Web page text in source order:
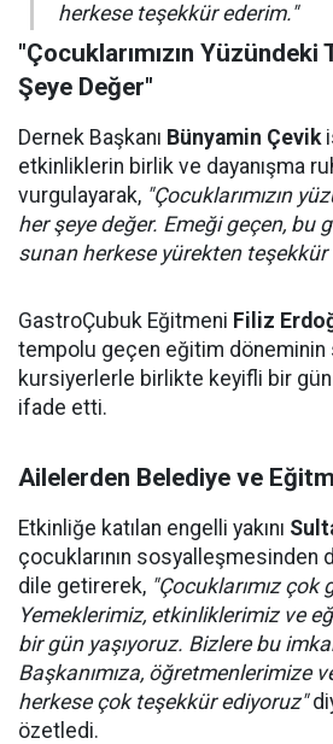
herkese teşekkür ederim."
"Çocuklarımızın Yüzündeki
Şeye Değer"
Dernek Başkanı Bünyamin Çevik
etkinliklerin birlik ve dayanışma
vurgulayarak, "Çocuklarımızın
her şeye değer. Emeği geçen, bu
sunan herkese yürekten teşekkür
GastroÇubuk Eğitmeni Filiz
tempolu geçen eğitim döneminin
kursiyerlerle birlikte keyifli bir gün
ifade etti.
Ailelerden Belediye ve
Etkinliğe katılan engelli yakını
çocuklarının sosyalleşmesinden
dile getirerek, "Çocuklarımız
Yemeklerimiz, etkinliklerimiz ve
bir gün yaşıyoruz. Bizlere bu
Başkanımıza, öğretmenlerimize
herkese çok teşekkür ediyoruz"
özetledi.